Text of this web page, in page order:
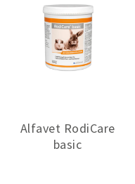
Alfavet RodiCare
basic